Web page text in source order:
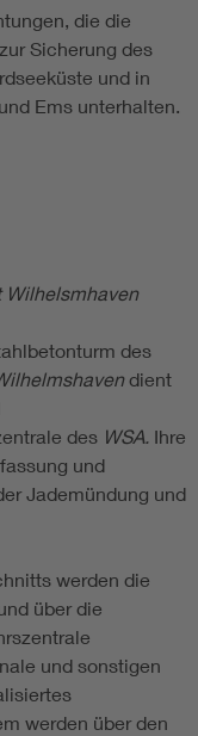
die die
Sicherung des
und in
Ems unterhalten.
Wilhelsmhaven
des
dient
des WSA. Ihre
und
Jademündung und
werden die
über die
und sonstigen
werden über den